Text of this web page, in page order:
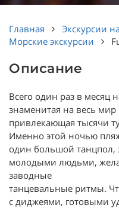
Главная
Экскурсии
Морские экскурсии
Описание
Всего один раз в месяц
знаменитая на весь
привлекающая тысячи
Именно этой ночью
один большой
молодыми людьми,
заводные
танцевальные ритмы.
с диджеями, готовыми